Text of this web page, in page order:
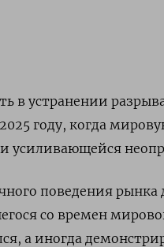
в устранении
году, когда
усиливающейся
поведения рынка
со времен
а иногда